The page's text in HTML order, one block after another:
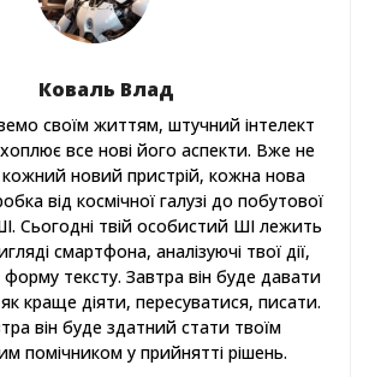
Коваль Влад
своїм життям, штучний інтелект
все нові його аспекти. Вже не
новий пристрій, кожна нова
від космічної галузі до побутової
Сьогодні твій особистий ШІ лежить
смартфона, аналізуючі твої дії,
тексту. Завтра він буде давати
краще діяти, пересуватися, писати.
він буде здатний стати твоїм
помічником у прийнятті рішень.